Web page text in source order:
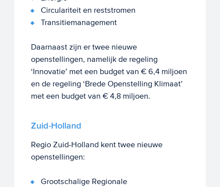
Circulariteit en reststromen
Transitiemanagement
Daarnaast zijn er twee nieuwe
openstellingen, namelijk de regeling
‘Innovatie’ met een budget van € 6,4 miljoen
en de regeling ‘Brede Openstelling Klimaat’
met een budget van € 4,8 miljoen.
Zuid-Holland
Regio Zuid-Holland kent twee nieuwe
openstellingen:
Grootschalige Regionale